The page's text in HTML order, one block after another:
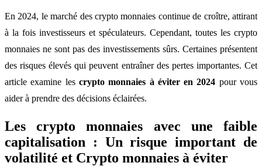
En 2024, le marché des crypto monnaies continue de croître, attirant
à la fois investisseurs et spéculateurs. Cependant, toutes les crypto
monnaies ne sont pas des investissements sûrs. Certaines présentent
des risques élevés qui peuvent entraîner des pertes importantes. Cet
article examine les crypto monnaies à éviter en 2024 pour vous
aider à prendre des décisions éclairées.
Les crypto monnaies avec une faible
capitalisation : Un risque important de
volatilité et Crypto monnaies à éviter